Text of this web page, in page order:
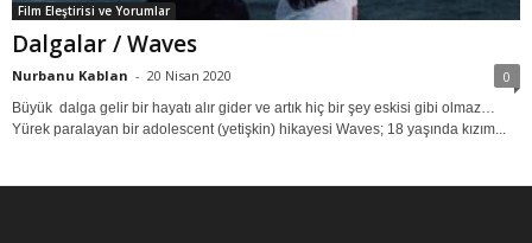
Film Eleştirisi ve Yorumlar
Dalgalar / Waves
Nurbanu Kablan - 20 Nisan 2020 0
Büyük dalga gelir bir hayatı alır gider ve artık hiç bir şey eskisi gibi olmaz…
Yürek paralayan bir adolescent (yetişkin) hikayesi Waves; 18 yaşında kızım...